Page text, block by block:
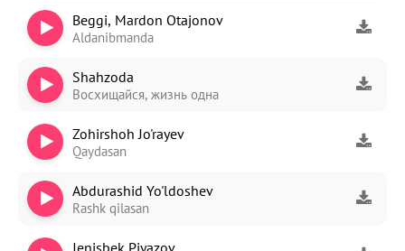
Beggi, Mardon Otajonov
Aldanibmanda
Shahzoda
Восхищайся, жизнь одна
Zohirshoh Jo'rayev
Qaydasan
Abdurashid Yo'ldoshev
Rashk qilasan
Jenisbek Piyazov